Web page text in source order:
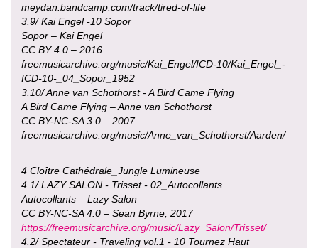
meydan.bandcamp.com/track/tired-of-life
3.9/ Kai Engel -10 Sopor
Sopor – Kai Engel
CC BY 4.0 – 2016
freemusicarchive.org/music/Kai_Engel/ICD-10/Kai_Engel_-
ICD-10-_04_Sopor_1952
3.10/ Anne van Schothorst - A Bird Came Flying
A Bird Came Flying – Anne van Schothorst
CC BY-NC-SA 3.0 – 2007
freemusicarchive.org/music/Anne_van_Schothorst/Aarden/
4 Cloître Cathédrale_Jungle Lumineuse
4.1/ LAZY SALON - Trisset - 02_Autocollants
Autocollants – Lazy Salon
CC BY-NC-SA 4.0 – Sean Byrne, 2017
https://freemusicarchive.org/music/Lazy_Salon/Trisset/
4.2/ Spectateur - Traveling vol.1 - 10 Tournez Haut